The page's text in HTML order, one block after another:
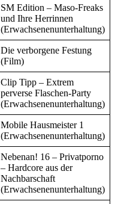
SM Edition – Maso-Freaks
und Ihre Herrinnen
(Erwachsenenunterhaltung)
Die verborgene Festung
(Film)
Clip Tipp – Extrem
perverse Flaschen-Party
(Erwachsenenunterhaltung)
Mobile Hausmeister 1
(Erwachsenenunterhaltung)
Nebenan! 16 – Privatporno
– Hardcore aus der
Nachbarschaft
(Erwachsenenunterhaltung)